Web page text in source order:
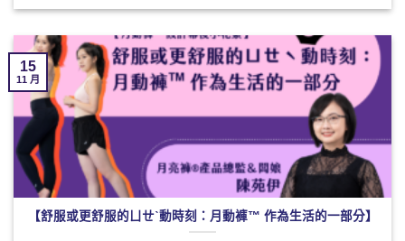
【舒服或更舒服的ㄩㄝˋ動時刻：月動褲™ 作為生活的一部分】
15
11 月